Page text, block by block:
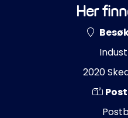
Her
2020